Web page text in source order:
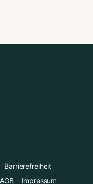
Barrierefreiheit
AGB Impressum